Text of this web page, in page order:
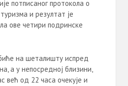
потписаног протокола о
и резултат је
ове четири подринске
на шеталишту испред
а у непосредној близини,
већ од 22 часа очекује и